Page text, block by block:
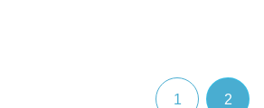
1 2